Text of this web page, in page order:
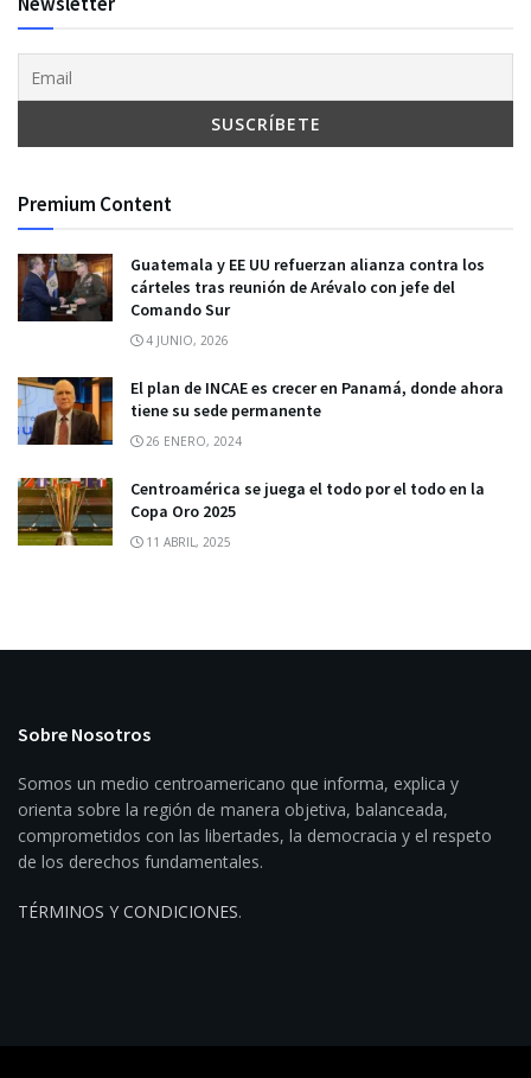
Premium Content
Guatemala y EE UU refuerzan alianza contra los
cárteles tras reunión de Arévalo con jefe del
Comando Sur
4 JUNIO, 2026
El plan de INCAE es crecer en Panamá, donde ahora
tiene su sede permanente
26 ENERO, 2024
Centroamérica se juega el todo por el todo en la
Copa Oro 2025
11 ABRIL, 2025
Sobre Nosotros
Somos un medio centroamericano que informa, explica y
orienta sobre la región de manera objetiva, balanceada,
comprometidos con las libertades, la democracia y el respeto
de los derechos fundamentales.
TÉRMINOS Y CONDICIONES.